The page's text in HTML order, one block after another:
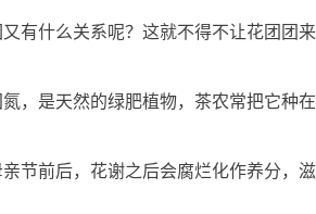
有什么关系呢？这就不得不让花团团来
，是天然的绿肥植物，茶农常把它种在
节前后，花谢之后会腐烂化作养分，滋